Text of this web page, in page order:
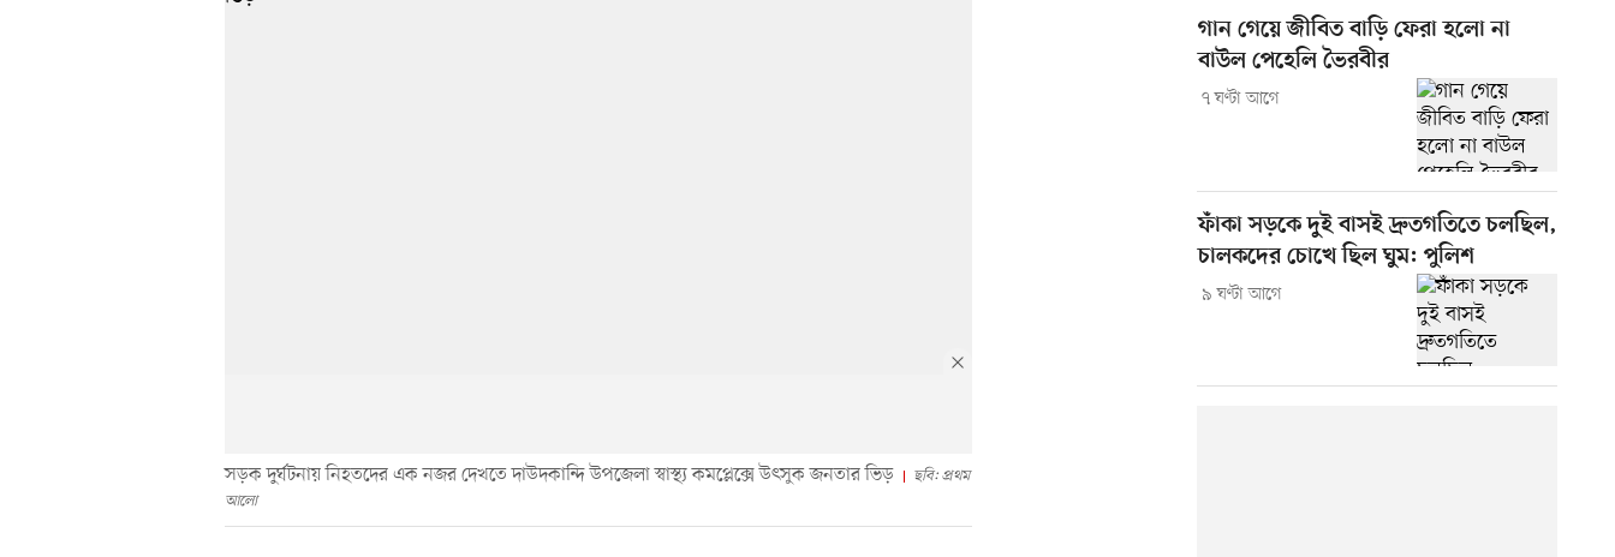
সড়ক দুর্ঘটনায় নিহতদের এক নজর দেখতে দাউদকান্দি উপজেলা স্বাস্থ্য কমপ্লেক্সে উৎসুক জনতার ভিড়
ছবি: প্রথম
আলো
গান গেয়ে জীবিত বাড়ি ফেরা হলো না
বাউল পেহেলি ভৈরবীর
৭ ঘণ্টা আগে
ফাঁকা সড়কে দুই বাসই দ্রুতগতিতে চলছিল,
চালকদের চোখে ছিল ঘুম: পুলিশ
৯ ঘণ্টা আগে